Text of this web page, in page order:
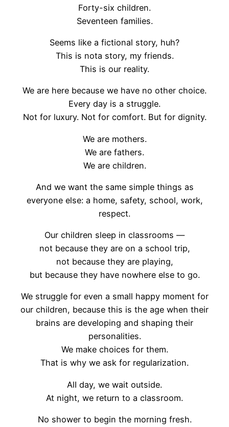
Forty-six children.
Seventeen families.
Seems like a fictional story, huh?
This is nota story, my friends.
This is our reality.
We are here because we have no other choice.
Every day is a struggle.
Not for luxury. Not for comfort. But for dignity.
We are mothers.
We are fathers.
We are children.
And we want the same simple things as
everyone else: a home, safety, school, work,
respect.
Our children sleep in classrooms —
not because they are on a school trip,
not because they are playing,
but because they have nowhere else to go.
We struggle for even a small happy moment for
our children, because this is the age when their
brains are developing and shaping their
personalities.
We make choices for them.
That is why we ask for regularization.
AlI day, we wait outside.
At night, we return to a classroom.
No shower to begin the morning fresh.